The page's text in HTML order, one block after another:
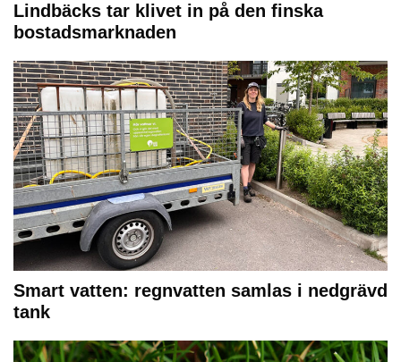
Lindbäcks tar klivet in på den finska
bostadsmarknaden
Smart vatten: regnvatten samlas i nedgrävd
tank